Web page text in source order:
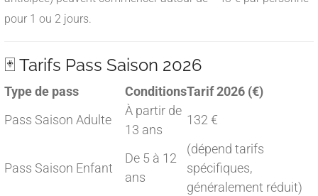
pour 1 ou 2 jours.
🃏 Tarifs Pass Saison 2026
Type de pass ConditionsTarif 2026 (€)
Pass Saison Adulte
À partir de
13 ans
132 €
Pass Saison Enfant
De 5 à 12
ans
(dépend tarifs
spécifiques,
généralement réduit)